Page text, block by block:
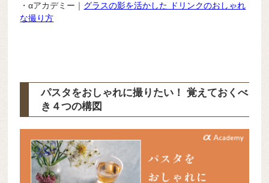
・αアカデミー｜ グラスの影を活かした ドリンクのおしゃれ
な撮り方
パスタをおしゃれに撮りたい！ 覚えておくべ
き４つの構図